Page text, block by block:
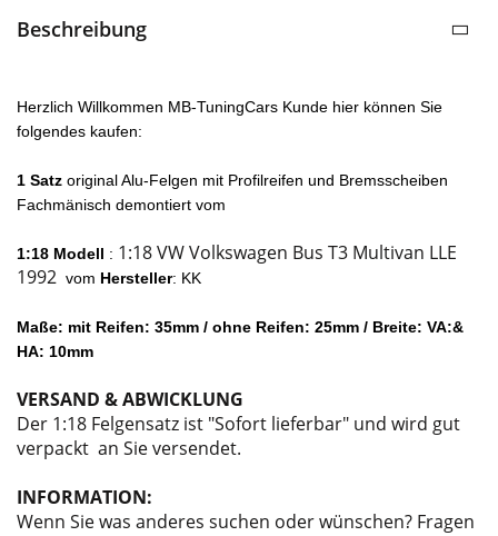
Beschreibung
Herzlich Willkommen MB-TuningCars Kunde hier können Sie
folgendes kaufen:
1 Satz original Alu-Felgen mit Profilreifen und Bremsscheiben
Fachmänisch demontiert vom
1:18 Modell : 1:18 VW Volkswagen Bus T3 Multivan LLE
1992 vom Hersteller: KK
Maße: mit Reifen: 35mm / ohne Reifen: 25mm / Breite: VA:&
HA: 10mm
VERSAND & ABWICKLUNG
Der 1:18 Felgensatz ist "Sofort lieferbar" und wird gut
verpackt an Sie versendet.
INFORMATION:
Wenn Sie was anderes suchen oder wünschen? Fragen